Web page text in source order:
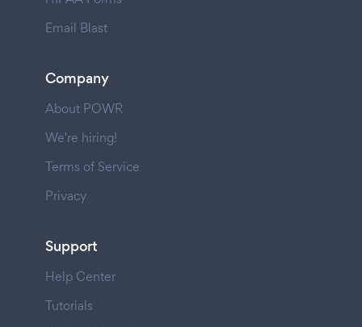
Email Blast
Company
About POWR
We're hiring!
Terms of Service
Privacy
Support
Help Center
Tutorials